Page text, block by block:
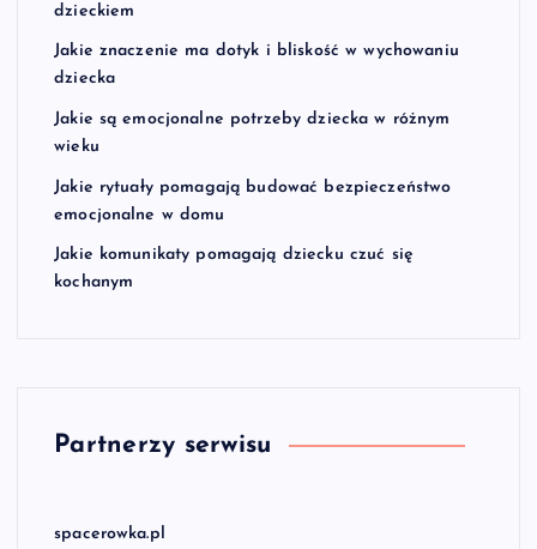
dzieckiem
Jakie znaczenie ma dotyk i bliskość w wychowaniu
dziecka
Jakie są emocjonalne potrzeby dziecka w różnym
wieku
Jakie rytuały pomagają budować bezpieczeństwo
emocjonalne w domu
Jakie komunikaty pomagają dziecku czuć się
kochanym
Partnerzy serwisu
spacerowka.pl